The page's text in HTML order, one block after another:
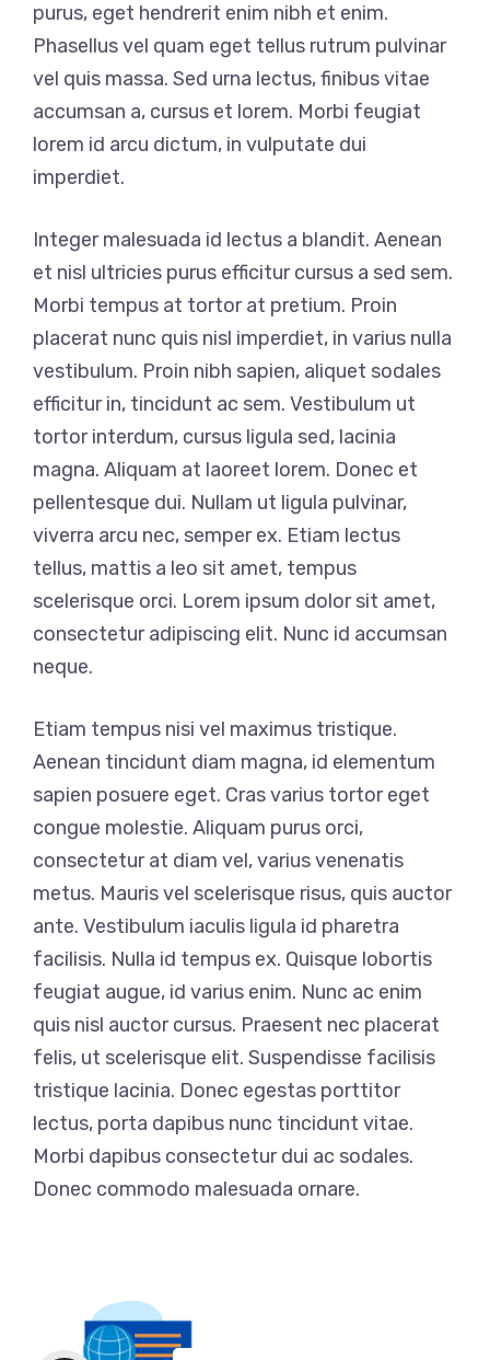
purus, eget hendrerit enim nibh et enim.
Phasellus vel quam eget tellus rutrum pulvinar
vel quis massa. Sed urna lectus, finibus vitae
accumsan a, cursus et lorem. Morbi feugiat
lorem id arcu dictum, in vulputate dui
imperdiet.
Integer malesuada id lectus a blandit. Aenean
et nisl ultricies purus efficitur cursus a sed sem.
Morbi tempus at tortor at pretium. Proin
placerat nunc quis nisl imperdiet, in varius nulla
vestibulum. Proin nibh sapien, aliquet sodales
efficitur in, tincidunt ac sem. Vestibulum ut
tortor interdum, cursus ligula sed, lacinia
magna. Aliquam at laoreet lorem. Donec et
pellentesque dui. Nullam ut ligula pulvinar,
viverra arcu nec, semper ex. Etiam lectus
tellus, mattis a leo sit amet, tempus
scelerisque orci. Lorem ipsum dolor sit amet,
consectetur adipiscing elit. Nunc id accumsan
neque.
Etiam tempus nisi vel maximus tristique.
Aenean tincidunt diam magna, id elementum
sapien posuere eget. Cras varius tortor eget
congue molestie. Aliquam purus orci,
consectetur at diam vel, varius venenatis
metus. Mauris vel scelerisque risus, quis auctor
ante. Vestibulum iaculis ligula id pharetra
facilisis. Nulla id tempus ex. Quisque lobortis
feugiat augue, id varius enim. Nunc ac enim
quis nisl auctor cursus. Praesent nec placerat
felis, ut scelerisque elit. Suspendisse facilisis
tristique lacinia. Donec egestas porttitor
lectus, porta dapibus nunc tincidunt vitae.
Morbi dapibus consectetur dui ac sodales.
Donec commodo malesuada ornare.